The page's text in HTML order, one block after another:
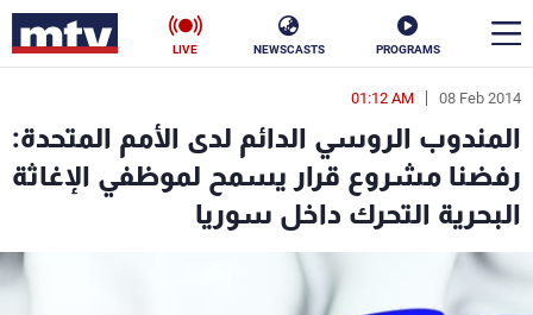
PROGRAMS
NEWSCASTS
LIVE
08 Feb 2014
01:12 AM
المندوب الروسي الدائم لدى الأمم المتحدة:
رفضنا مشروع قرار يسمح لموظفي الإغاثة
البحرية التحرك داخل سوريا
en
الأخبار
سياسة ناس
إقتصاد